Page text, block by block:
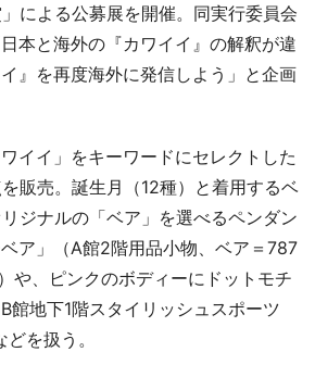
による公募展を開催。同実行委員会
本と海外の『カワイイ』の解釈が違
』を再度海外に発信しよう」と企画
イイ」をキーワードにセレクトした
販売。誕生月（12種）と着用するベ
ジナルの「ベア」を選べるペンダン
ア」（A館2階用品小物、ベア＝787
や、ピンクのボディーにドットモチ
館地下1階スタイリッシュスポーツ
を扱う。